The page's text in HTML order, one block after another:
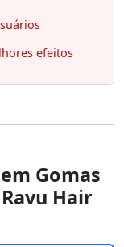
efeitos
Gomas
Hair